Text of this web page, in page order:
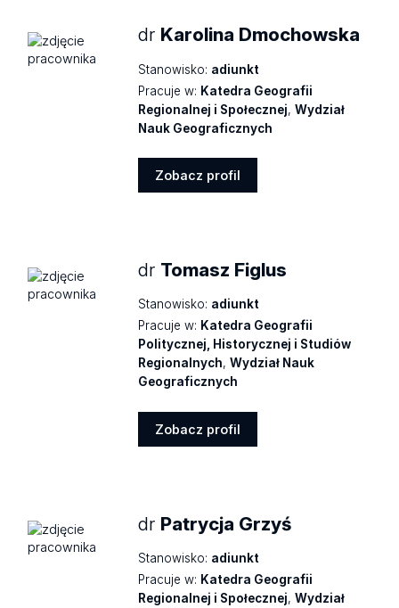
dr Karolina Dmochowska
Stanowisko: adiunkt
Pracuje w: Katedra Geografii
Regionalnej i Społecznej,Wydział
Nauk Geograficznych
Zobacz profil
dr Tomasz Figlus
Stanowisko: adiunkt
Pracuje w: Katedra Geografii
Politycznej, Historycznej i Studiów
Regionalnych,Wydział Nauk
Geograficznych
Zobacz profil
dr Patrycja Grzyś
Stanowisko: adiunkt
Pracuje w: Katedra Geografii
Regionalnej i Społecznej,Wydział